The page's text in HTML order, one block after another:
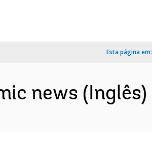
Esta página em:
news (Inglês)